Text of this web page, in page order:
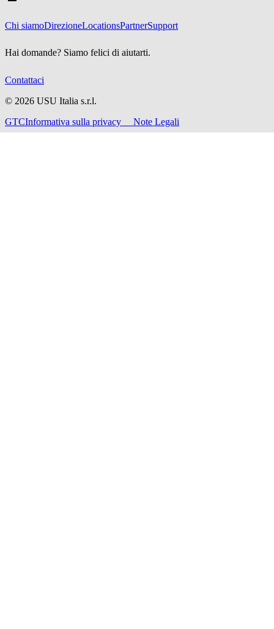
Chi siamoDirezioneLocationsPartnerSupport
Hai domande? Siamo felici di aiutarti.
Contattaci
© 2026 USU Italia s.r.l.
GTCInformativa sulla privacy Note Legali